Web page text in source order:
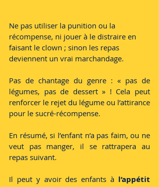
Ne pas utiliser la punition ou la
récompense, ni jouer à le distraire en
faisant le clown ; sinon les repas
deviennent un vrai marchandage.
Pas de chantage du genre : « pas de
légumes, pas de dessert » ! Cela peut
renforcer le rejet du légume ou l’attirance
pour le sucré-récompense.
En résumé, si l’enfant n’a pas faim, ou ne
veut pas manger, il se rattrapera au
repas suivant.
Il peut y avoir des enfants à l’appétit